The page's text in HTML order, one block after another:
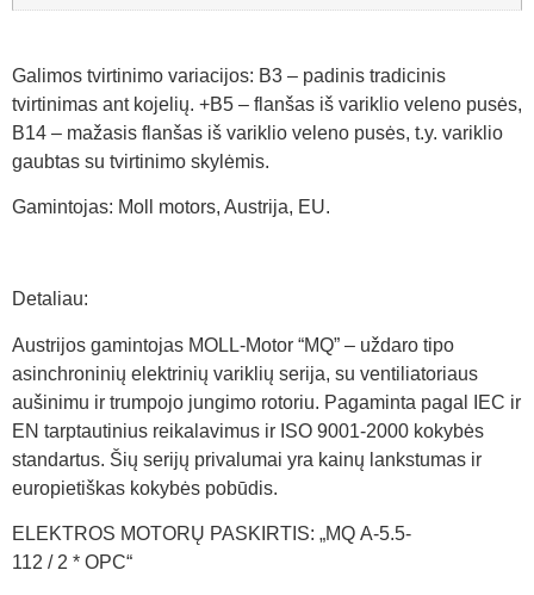
Galimos tvirtinimo variacijos: B3 – padinis tradicinis
tvirtinimas ant kojelių. +B5 – flanšas iš variklio veleno pusės,
B14 – mažasis flanšas iš variklio veleno pusės, t.y. variklio
gaubtas su tvirtinimo skylėmis.
Gamintojas: Moll motors, Austrija, EU.
Detaliau:
Austrijos gamintojas MOLL-Motor “MQ” – uždaro tipo
asinchroninių elektrinių variklių serija, su ventiliatoriaus
aušinimu ir trumpojo jungimo rotoriu. Pagaminta pagal IEC ir
EN tarptautinius reikalavimus ir ISO 9001-2000 kokybės
standartus. Šių serijų privalumai yra kainų lankstumas ir
europietiškas kokybės pobūdis.
ELEKTROS MOTORŲ PASKIRTIS: „MQ A-5.5-
112 / 2 * OPC“